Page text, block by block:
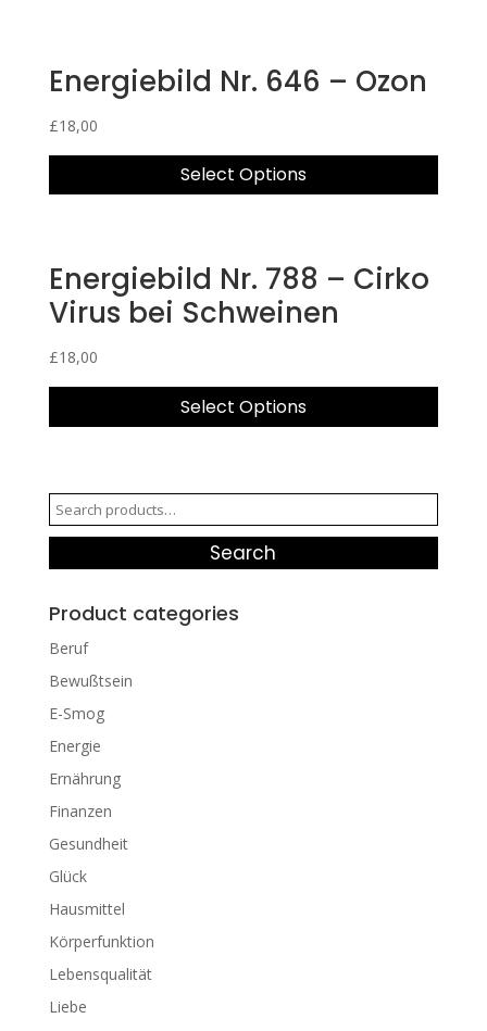
Energiebild Nr. 646 – Ozon
£18,00
Select Options
Energiebild Nr. 788 – Cirko
Virus bei Schweinen
£18,00
Select Options
Search
for:
Search
Product categories
Beruf
Bewußtsein
E-Smog
Energie
Ernährung
Finanzen
Gesundheit
Glück
Hausmittel
Körperfunktion
Lebensqualität
Liebe